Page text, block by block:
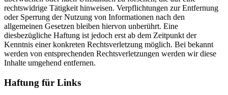
rechtswidrige Tätigkeit hinweisen. Verpflichtungen zur Entfernung
oder Sperrung der Nutzung von Informationen nach den
allgemeinen Gesetzen bleiben hiervon unberührt. Eine
diesbezügliche Haftung ist jedoch erst ab dem Zeitpunkt der
Kenntnis einer konkreten Rechtsverletzung möglich. Bei bekannt
werden von entsprechenden Rechtsverletzungen werden wir diese
Inhalte umgehend entfernen.
Haftung für Links